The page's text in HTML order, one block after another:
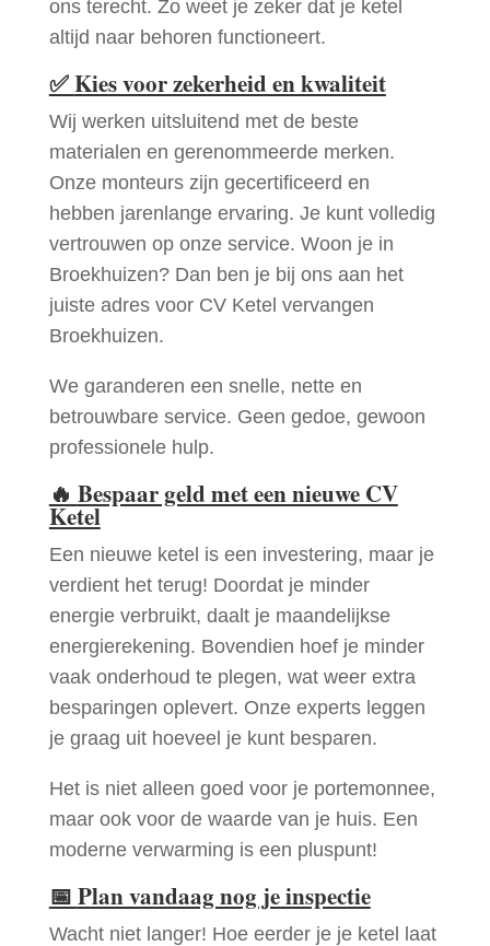
ons terecht. Zo weet je zeker dat je ketel
altijd naar behoren functioneert.
✅Kies voor zekerheid en kwaliteit
Wij werken uitsluitend met de beste
materialen en gerenommeerde merken.
Onze monteurs zijn gecertificeerd en
hebben jarenlange ervaring. Je kunt volledig
vertrouwen op onze service. Woon je in
Broekhuizen? Dan ben je bij ons aan het
juiste adres voor CV Ketel vervangen
Broekhuizen.
We garanderen een snelle, nette en
betrouwbare service. Geen gedoe, gewoon
professionele hulp.
🔥 Bespaar geld met een nieuwe CV
Ketel
Een nieuwe ketel is een investering, maar je
verdient het terug! Doordat je minder
energie verbruikt, daalt je maandelijkse
energierekening. Bovendien hoef je minder
vaak onderhoud te plegen, wat weer extra
besparingen oplevert. Onze experts leggen
je graag uit hoeveel je kunt besparen.
Het is niet alleen goed voor je portemonnee,
maar ook voor de waarde van je huis. Een
moderne verwarming is een pluspunt!
📅 Plan vandaag nog je inspectie
Wacht niet langer! Hoe eerder je je ketel laat